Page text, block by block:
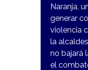
Naranja,
generar
violencia
la
no bajará
el